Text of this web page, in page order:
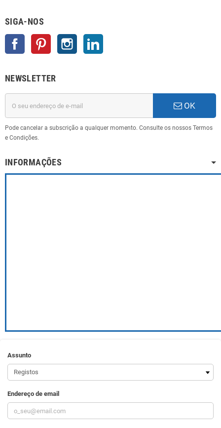
SIGA-NOS
Facebook Pinterest Instagram
NEWSLETTER
OK
Pode cancelar a subscrição a qualquer momento. Consulte os nossos Termos
e Condições.
INFORMAÇÕES
Assunto
Endereço de email